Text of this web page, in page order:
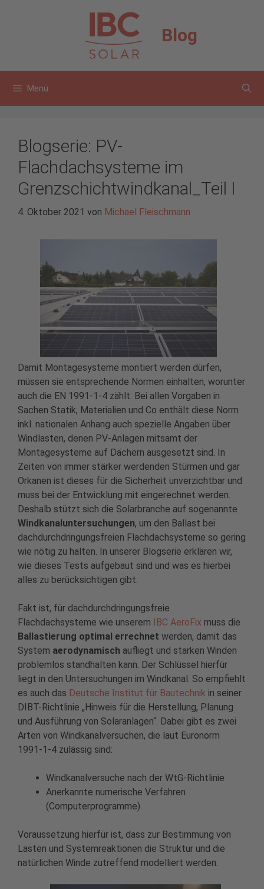
Blog
Menü
Blogserie: PV-
Flachdachsysteme im
Grenzschichtwindkanal_Teil I
4. Oktober 2021 von Michael Fleischmann
Damit Montagesysteme montiert werden dürfen,
müssen sie entsprechende Normen einhalten, worunter
auch die EN 1991-1-4 zählt. Bei allen Vorgaben in
Sachen Statik, Materialien und Co enthält diese Norm
inkl. nationalen Anhang auch spezielle Angaben über
Windlasten, denen PV-Anlagen mitsamt der
Montagesysteme auf Dächern ausgesetzt sind. In
Zeiten von immer stärker werdenden Stürmen und gar
Orkanen ist dieses für die Sicherheit unverzichtbar und
muss bei der Entwicklung mit eingerechnet werden.
Deshalb stützt sich die Solarbranche auf sogenannte
Windkanaluntersuchungen, um den Ballast bei
dachdurchdringungsfreien Flachdachsysteme so gering
wie nötig zu halten. In unserer Blogserie erklären wir,
wie dieses Tests aufgebaut sind und was es hierbei
alles zu berücksichtigen gibt.
Fakt ist, für dachdurchdringungsfreie
Flachdachsysteme wie unserem
IBC AeroFix muss die
Ballastierung optimal errechnet werden, damit das
System aerodynamisch aufliegt und starken Winden
problemlos standhalten kann. Der Schlüssel hierfür
liegt in den Untersuchungen im Windkanal. So empfiehlt
es auch das Deutsche Institut für Bautechnik in seiner
DIBT-Richtlinie „Hinweis für die Herstellung, Planung
und Ausführung von Solaranlagen“. Dabei gibt es zwei
Arten von Windkanalversuchen, die laut Euronorm
1991-1-4 zulässig sind:
Windkanalversuche nach der WtG-Richtlinie
Anerkannte numerische Verfahren
(Computerprogramme)
Voraussetzung hierfür ist, dass zur Bestimmung von
Lasten und Systemreaktionen die Struktur und die
natürlichen Winde zutreffend modelliert werden.